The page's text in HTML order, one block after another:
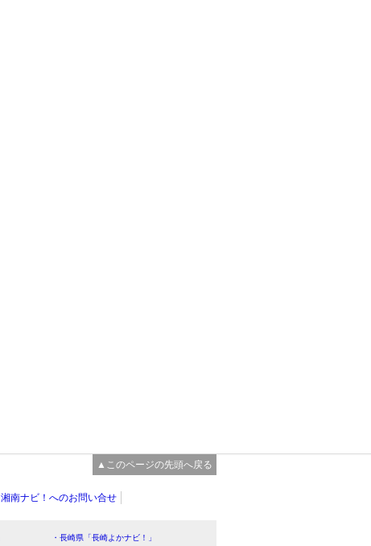
▲このページの先頭へ戻る
湘南ナビ！へのお問い合せ
・長崎県「長崎よかナビ！」